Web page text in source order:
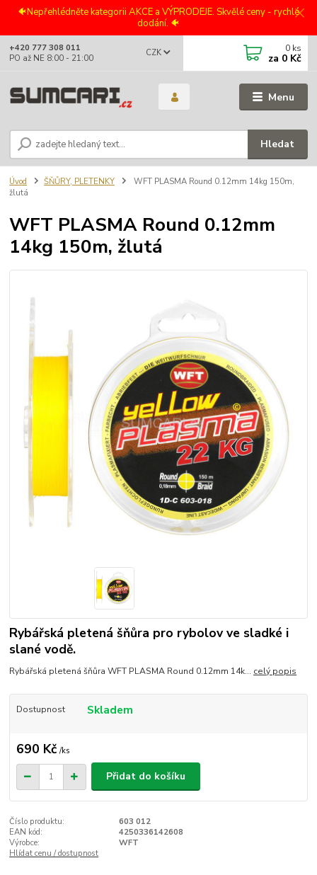
🐠Nepřehlédněte kategorii AKCE a VÝPRODEJE. Skvělé ceny - rychlé
dodání. 🐠
Menu
CZK
Hledat
+420 777 308 011
PO až NE 8:00 - 21:00
0 ks
za 0 Kč
Úvod ŠŇŮRY, PLETENKY
WFT PLASMA Round 0.12mm 14kg 150m,
žlutá
WFT PLASMA Round 0.12mm
14kg 150m, žlutá
Rybářská pletená šňůra pro rybolov ve sladké i
slané vodě.
Rybářská pletená šňůra WFT PLASMA Round 0.12mm 14k... celý popis
Dostupnost Skladem
690 Kč /ks
Přidat do košíku
Číslo produktu:
603 012
EAN kód:
4250336142608
Výrobce:
WFT
Hlídat cenu / dostupnost